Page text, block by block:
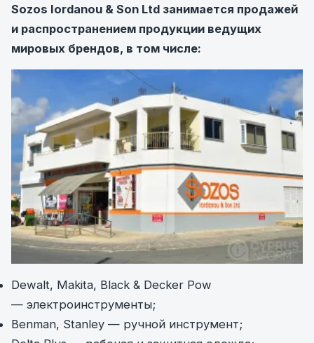
Sozos Iordanou & Son Ltd занимается продажей
и распространением продукции ведущих
мировых брендов, в том числе:
Dewalt, Makita, Black & Decker Pow
— электроинструменты;
Benman, Stanley — ручной инструмент;